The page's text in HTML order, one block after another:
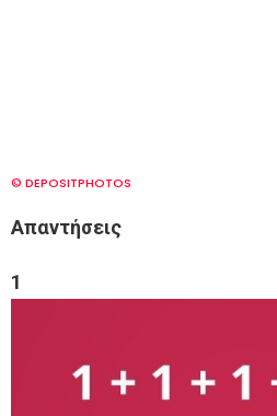
© DEPOSITPHOTOS
Απαντήσεις
1